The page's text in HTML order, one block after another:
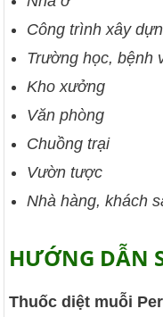
Công trình xây
Trường học, bệnh
Kho xưởng
Văn phòng
Chuồng trại
Vườn tược
Nhà hàng, khách
HƯỚNG DẪN
Thuốc diệt muỗi